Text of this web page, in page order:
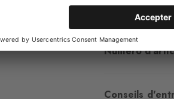
Style casual
Numéro
Conseils